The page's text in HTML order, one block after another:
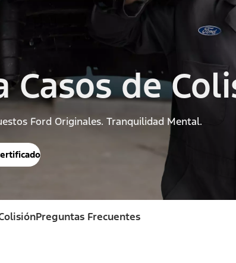
Casos de
Ford Originales. Tranquilidad Mental.
Preguntas Frecuentes